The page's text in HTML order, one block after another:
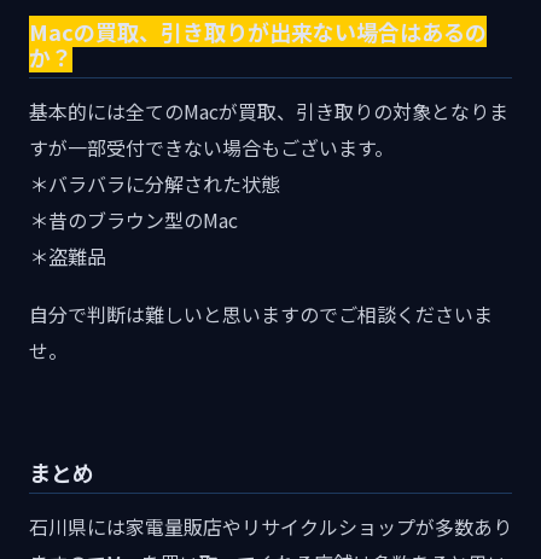
Macの買取、引き取りが出来ない場合はあるの
か？
基本的には全てのMacが買取、引き取りの対象となりま
すが一部受付できない場合もございます。
＊バラバラに分解された状態
＊昔のブラウン型のMac
＊盗難品
自分で判断は難しいと思いますのでご相談くださいま
せ。
まとめ
石川県には家電量販店やリサイクルショップが多数あり